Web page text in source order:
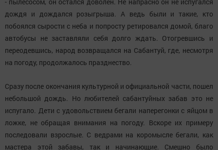
дождя и дождался розыгрыша. А ведь были и такие, кто
побоялся сырости с неба и попросту ретировался домой, благо
автобусы не заставляли себя долго ждать. Отогревшись и
переодевшись, народ возвращался на Сабантуй, где, несмотря
на погоду, продолжалось празднество.
Сразу после окончания культурной и официальной части, пошел
небольшой дождь. Но любителей сабантуйных забав это не
испугало. Дети с удовольствием бегали наперегонки с яйцом в
ложке, не обращая внимания на погоду. Вскоре их примеру
последовали взрослые. С ведрами на коромысле бегали, как
мастера этой забавы, так и начинающие. Смешно было